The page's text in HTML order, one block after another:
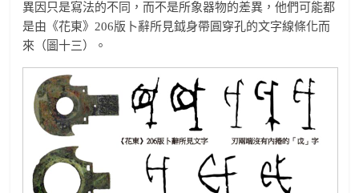
異因只是寫法的不同，而不是所象器物的差異，他們可能都
是由《花東》206版卜辭所見鉞身帶圓穿孔的文字線條化而
來（圖十三）。